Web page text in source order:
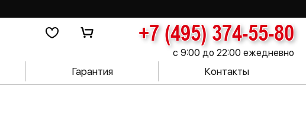
+7 (495) 374-55-80
с 9:00 до 22:00 ежедневно
Гарантия Контакты